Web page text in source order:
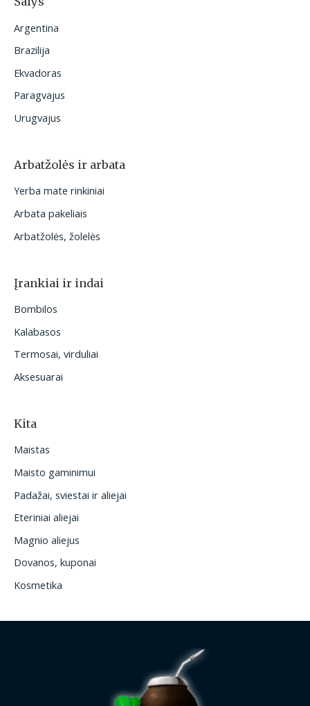
Argentina
Brazilija
Ekvadoras
Paragvajus
Urugvajus
Arbatžolės ir arbata
Yerba mate rinkiniai
Arbata pakeliais
Arbatžolės, žolelės
Įrankiai ir indai
Bombilos
Kalabasos
Termosai, virduliai
Aksesuarai
Kita
Maistas
Maisto gaminimui
Padažai, sviestai ir aliejai
Eteriniai aliejai
Magnio aliejus
Dovanos, kuponai
Kosmetika